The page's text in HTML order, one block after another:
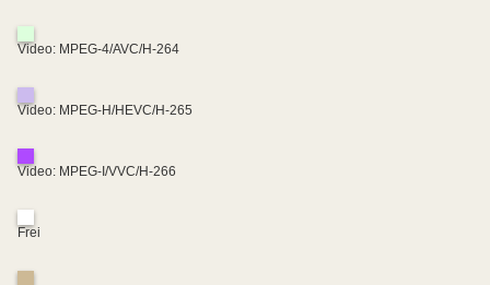
Video: MPEG-4/AVC/H-264
Video: MPEG-H/HEVC/H-265
Video: MPEG-I/VVC/H-266
Frei